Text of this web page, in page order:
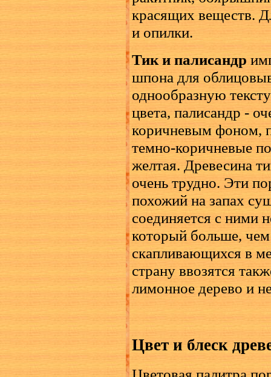
красящих веществ.
и опилки.
Тик и палисандр
шпона для
однообразную
цвета, палисандр -
коричневым фоном,
темно-коричневые
желтая. Древесина
очень трудно. Эти
похожий на запах
соединяется с ними
который больше,
скапливающихся в
страну ввозятся
лимонное дерево и
Цвет и блеск